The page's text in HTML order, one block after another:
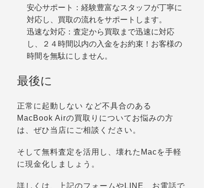
安心サポート：経験豊富なスタッフが丁寧に
対応し、買取の流れをサポートします。
迅速な対応：査定から買取まで迅速に対応
し、２４時間以内の入金をお約束！お客様の
時間を無駄にしません。
最後に
正常に起動しない など不具合のある
MacBook Airの買取りについてお悩みの方
は、ぜひ当店にご相談ください。
そして無料査定を活用し、壊れたMacを手軽
に現金化しましょう。
詳しくは、上記のフォームやLINE、お電話で